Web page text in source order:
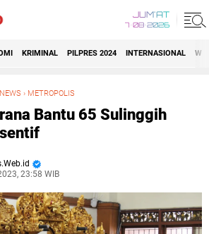
JUM'AT
7•08•2026
KRIMINAL PILPRES 2024 INTERNASIONAL
› METROPOLIS
Bantu 65 Sulinggih
23:58 WIB